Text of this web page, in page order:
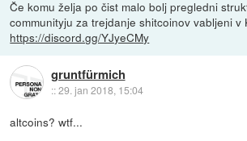
Če komu želja po čist malo bolj pregledni
communityju za trejdanje shitcoinov vabljeni v
https://discord.gg/YJyeCMy
gruntfürmich
::29. jan 2018, 15:04
altcoins? wtf...